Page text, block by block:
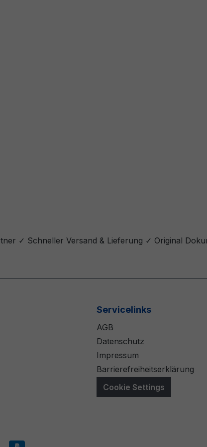
✓ Schneller Versand & Lieferung ✓ Original
Servicelinks
AGB
Datenschutz
Impressum
Barrierefreiheitserklärung
Cookie Settings